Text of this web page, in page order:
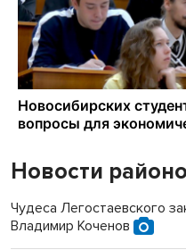
Новости
Чудеса Легостаевского
Владимир Коченов